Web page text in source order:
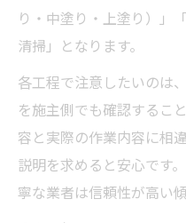
り・中塗り・上塗り）」
清掃」となります。
各工程で注意したいのは
を施主側でも確認するこ
容と実際の作業内容に相
説明を求めると安心です
寧な業者は信頼性が高い